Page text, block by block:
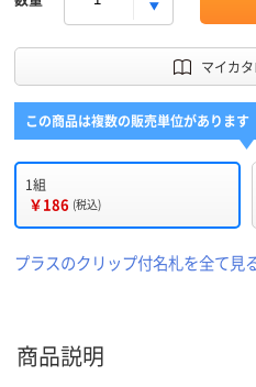
マイカ
この商品は複数の販売単位があります
1組
￥186 (税込)
プラスのクリップ付名札を全て見
商品説明